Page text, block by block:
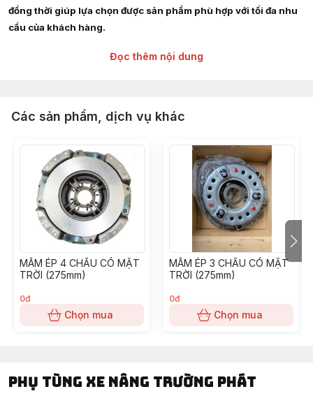
đồng thời giúp lựa chọn được sản phẩm phù hợp với tối đa nhu
cầu của khách hàng.
Giao hàng siêu tốc nội thành HCM, Hà Nội, Bình Dương, Đồng
Phụ tùng, linh kiện, chi tiết kỹ thuật xe nâng hàng các hãng :
TOYOTA, TCM, MITSUBISHI, KOMAT'SU, HELI, HANGCHA,
YALE, SUMITOMO, EP, SHINKO, NISSAN, YANMAR, DAEWOO,
HYUNDAI, SAMSUNG, CLARK, HYSTER, NICHIYU, LINDE,
CROWN, CATERPILLAR, TAILIFT
Càng nâng hạ hàng hóa từ 2,5 tấn - 3 tấn - 4 tấn - 5 tấn - 6 tấn -
7 tấn -.........25 tấn ( dạng ngàm móc và ngàm xỏ lỗ)
Vỏ đặc xe nâng : 400-8, 500-8, 600-9, 650-10, 700-12, 815-
Xích nâng hạ hàng hóa : BL523, BL534, BL623, BL634, BL644,
Đọc thêm nội dung
Các sản phẩm, dịch vụ khác
MÂM ÉP 4 CHẤU CÓ MẶT
TRỜI (275mm)
0đ
Chọn mua
MÂM ÉP 3 CHẤU CÓ MẶT
TRỜI (275mm)
0đ
Chọn mua
PHỤ TÙNG XE NÂNG TRƯỜNG PHÁT